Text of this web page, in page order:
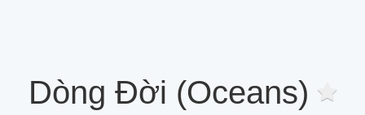
Dòng Đời (Oceans)